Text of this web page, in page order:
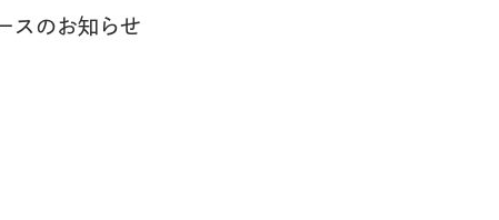
スのお知らせ